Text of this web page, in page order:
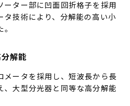
ーター部に凹面回折格子を採用
タ技術により、分解能の高い小
解能
メータを採用し、短波長から長
、大型分光器と同等な高分解能